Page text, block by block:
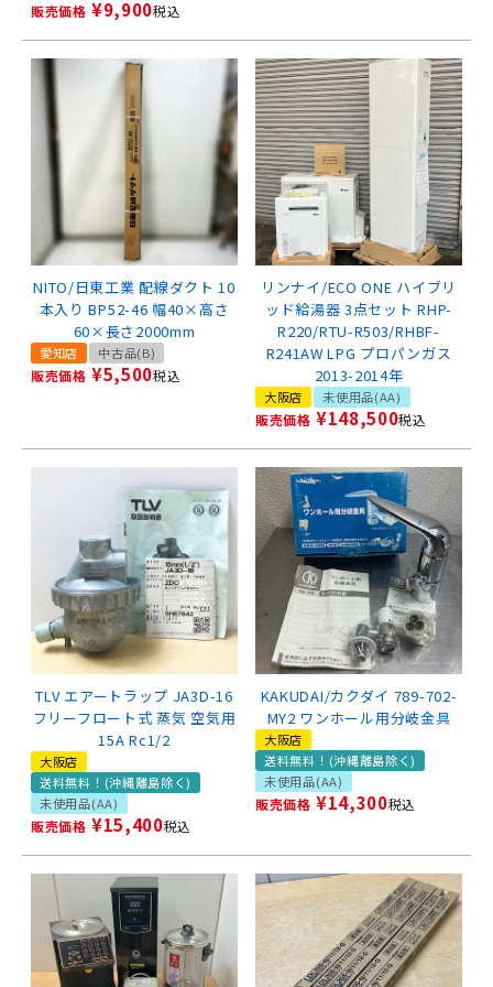
販売価格 ¥9,900税込
NITO/日東工業 配線ダクト 10
本入り BP52-46 幅40×高さ
60×長さ2000mm
愛知店 中古品(B)
販売価格 ¥5,500税込
リンナイ/ECO ONE ハイブリ
ッド給湯器 3点セット RHP-
R220/RTU-R503/RHBF-
R241AW LPG プロパンガス
2013-2014年
大阪店 未使用品(AA)
販売価格 ¥148,500税込
TLV エアートラップ JA3D-16
フリーフロート式 蒸気 空気用
15A Rc1/2
大阪店
送料無料！(沖縄離島除く)
未使用品(AA)
販売価格 ¥15,400税込
KAKUDAI/カクダイ 789-702-
MY2 ワンホール用分岐金具
大阪店
送料無料！(沖縄離島除く)
未使用品(AA)
販売価格 ¥14,300税込